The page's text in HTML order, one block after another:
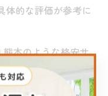
体的な評価が参考に
熊本のような格安サ
範囲に注意が必要で
た」「作業時間が短